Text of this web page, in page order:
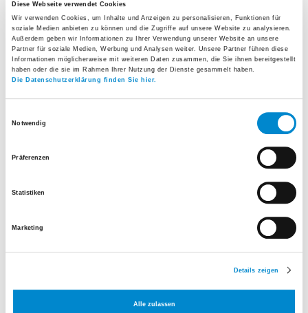
Diese Webseite verwendet Cookies
Wir verwenden Cookies, um Inhalte und Anzeigen zu personalisieren, Funktionen für
soziale Medien anbieten zu können und die Zugriffe auf unsere Website zu analysieren.
Außerdem geben wir Informationen zu Ihrer Verwendung unserer Website an unsere
Partner für soziale Medien, Werbung und Analysen weiter. Unsere Partner führen diese
Informationen möglicherweise mit weiteren Daten zusammen, die Sie ihnen bereitgestellt
haben oder die sie im Rahmen Ihrer Nutzung der Dienste gesammelt haben.
Die Datenschutzerklärung finden Sie hier.
Notwendig
Präferenzen
Statistiken
Marketing
Details zeigen
Alle zulassen
Leistungsfähigkeit der Patientinnen und Patienten
durchgeführt:
Ruhe-EKG
Notfall-EKG
Ergometrie (Belastungs-EKG)
24-Stunden-EKG/Langzeit-EKG
Kipptisch-Test